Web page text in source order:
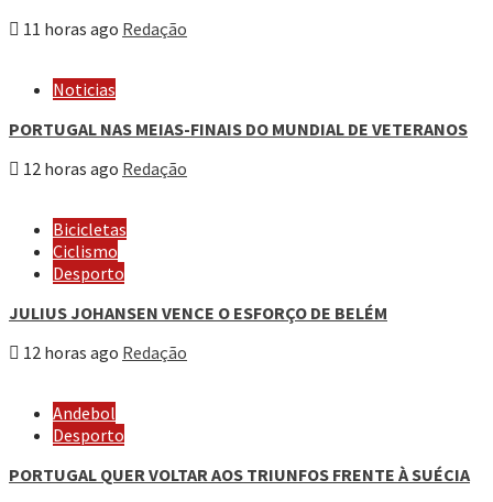
11 horas ago Redação
Noticias
PORTUGAL NAS MEIAS-FINAIS DO MUNDIAL DE VETERANOS
12 horas ago Redação
Bicicletas
Ciclismo
Desporto
JULIUS JOHANSEN VENCE O ESFORÇO DE BELÉM
12 horas ago Redação
Andebol
Desporto
PORTUGAL QUER VOLTAR AOS TRIUNFOS FRENTE À SUÉCIA